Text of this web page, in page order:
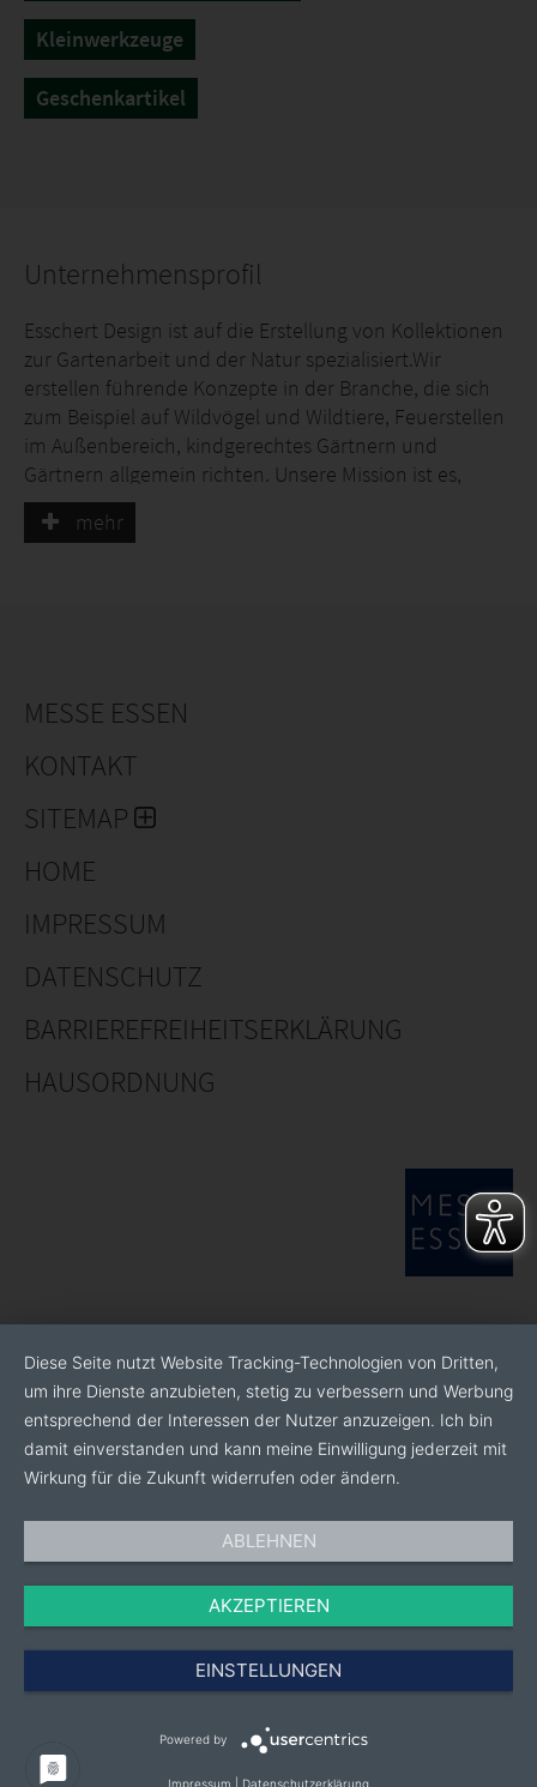
Kleinwerkzeuge
Geschenkartikel
Unternehmensprofil
Esschert Design ist auf die Erstellung von Kollektionen
zur Gartenarbeit und der Natur spezialisiert.Wir
erstellen führende Konzepte in der Branche, die sich
zum Beispiel auf Wildvögel und Wildtiere, Feuerstellen
im Außenbereich, kindgerechtes Gärtnern und
Gärtnern allgemein richten. Unsere Mission ist es,
Menschen von der Natur genießen zu lassen.
mehr
MESSE ESSEN
KONTAKT
SITEMAP
HOME
IMPRESSUM
DATENSCHUTZ
BARRIEREFREIHEITSERKLÄRUNG
HAUSORDNUNG
Diese Seite nutzt Website Tracking-Technologien von Dritten,
um ihre Dienste anzubieten, stetig zu verbessern und Werbung
entsprechend der Interessen der Nutzer anzuzeigen. Ich bin
damit einverstanden und kann meine Einwilligung jederzeit mit
Wirkung für die Zukunft widerrufen oder ändern.
ABLEHNEN
AKZEPTIEREN
EINSTELLUNGEN
Powered by
Impressum Datenschutzerklärung